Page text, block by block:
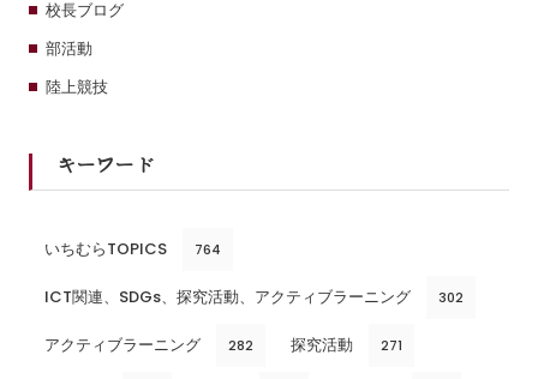
校長ブログ
部活動
陸上競技
キーワード
いちむらTOPICS 764
ICT関連、SDGs、探究活動、アクティブラーニング 302
アクティブラーニング 282 探究活動 271